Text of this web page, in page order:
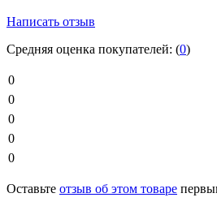
Написать отзыв
Средняя оценка покупателей: (0)
0
0
0
0
0
Оставьте отзыв об этом товаре